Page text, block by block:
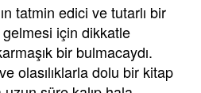
tatmin edici ve tutarlı bir
için dikkatle
bir bulmacaydı.
olasılıklarla dolu bir kitap